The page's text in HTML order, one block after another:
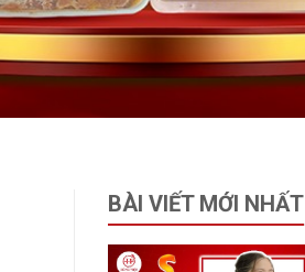
BÀI VIẾT MỚI NHẤT